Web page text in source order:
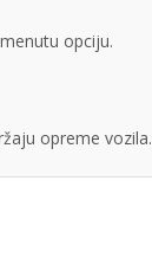
opciju.
opreme vozila.